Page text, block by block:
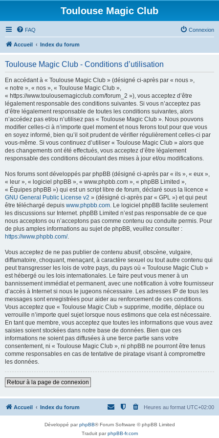
Toulouse Magic Club
FAQ Connexion
Accueil Index du forum
Toulouse Magic Club - Conditions d’utilisation
En accédant à « Toulouse Magic Club » (désigné ci-après par « nous »,
« notre », « nos », « Toulouse Magic Club »,
« https://www.toulousemagicclub.com/forum_2 »), vous acceptez d’être
légalement responsable des conditions suivantes. Si vous n’acceptez pas
d’être légalement responsable de toutes les conditions suivantes, alors
n’accédez pas et/ou n’utilisez pas « Toulouse Magic Club ». Nous pouvons
modifier celles-ci à n’importe quel moment et nous ferons tout pour que vous
en soyez informé, bien qu’il soit prudent de vérifier régulièrement celles-ci par
vous-même. Si vous continuez d’utiliser « Toulouse Magic Club » alors que
des changements ont été effectués, vous acceptez d’être légalement
responsable des conditions découlant des mises à jour et/ou modifications.
Nos forums sont développés par phpBB (désigné ci-après par « ils », « eux »,
« leur », « logiciel phpBB », « www.phpbb.com », « phpBB Limited »,
« Équipes phpBB ») qui est un script libre de forum, déclaré sous la licence «
GNU General Public License v2 » (désigné ci-après par « GPL ») et qui peut
être téléchargé depuis www.phpbb.com. Le logiciel phpBB facilite seulement
les discussions sur Internet. phpBB Limited n’est pas responsable de ce que
nous acceptons ou n’acceptons pas comme contenu ou conduite permis. Pour
de plus amples informations au sujet de phpBB, veuillez consulter :
https://www.phpbb.com/.
Vous acceptez de ne pas publier de contenu abusif, obscène, vulgaire,
diffamatoire, choquant, menaçant, à caractère sexuel ou tout autre contenu qui
peut transgresser les lois de votre pays, du pays où « Toulouse Magic Club »
est hébergé ou les lois internationales. Le faire peut vous mener à un
bannissement immédiat et permanent, avec une notification à votre fournisseur
d’accès à Internet si nous le jugeons nécessaire. Les adresses IP de tous les
messages sont enregistrées pour aider au renforcement de ces conditions.
Vous acceptez que « Toulouse Magic Club » supprime, modifie, déplace ou
verrouille n’importe quel sujet lorsque nous estimons que cela est nécessaire.
En tant que membre, vous acceptez que toutes les informations que vous avez
saisies soient stockées dans notre base de données. Bien que ces
informations ne soient pas diffusées à une tierce partie sans votre
consentement, ni « Toulouse Magic Club », ni phpBB ne pourront être tenus
comme responsables en cas de tentative de piratage visant à compromettre
les données.
Retour à la page de connexion
Accueil Index du forum Heures au format UTC+02:00
Développé parphpBB® Forum Software © phpBB Limited
Traduit parphpBB-fr.com